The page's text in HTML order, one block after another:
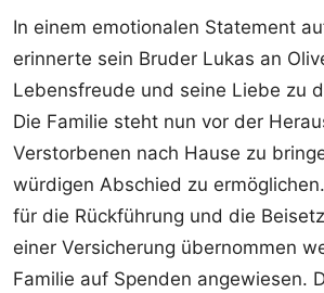
In einem emotionalen Statement
erinnerte sein Bruder Lukas an
Lebensfreude und seine Liebe zu
Die Familie steht nun vor der
Verstorbenen nach Hause zu
würdigen Abschied zu
für die Rückführung und die
einer Versicherung übernommen
Familie auf Spenden angewiesen.